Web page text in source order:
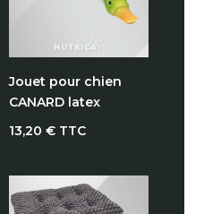
Jouet pour chien
CANARD latex
13,20€ TTC